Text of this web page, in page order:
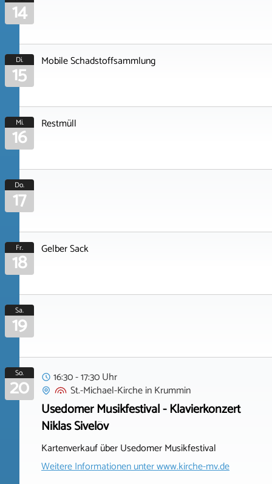
14
Di.
15 Mobile Schadstoffsammlung
Mi.
16 Restmüll
Do.
17
Fr.
18 Gelber Sack
Sa.
19
So.
20
16:30 - 17:30 Uhr
St.-Michael-KircheinKrummin
Usedomer Musikfestival - Klavierkonzert
Niklas Sivelöv
Kartenverkauf über Usedomer Musikfestival
Weitere Informationen unterwww.kirche-mv.de